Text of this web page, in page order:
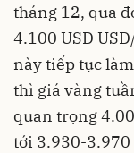
tháng 12, qua
4.100 USD
này tiếp tục
thì giá vàng
quan trọng
tới 3.930-3.970